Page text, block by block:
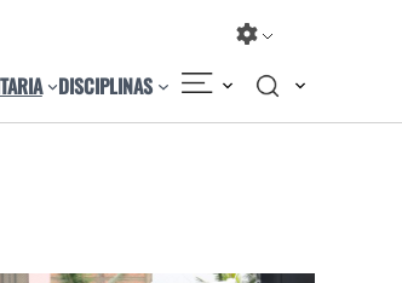
DISCIPLINAS